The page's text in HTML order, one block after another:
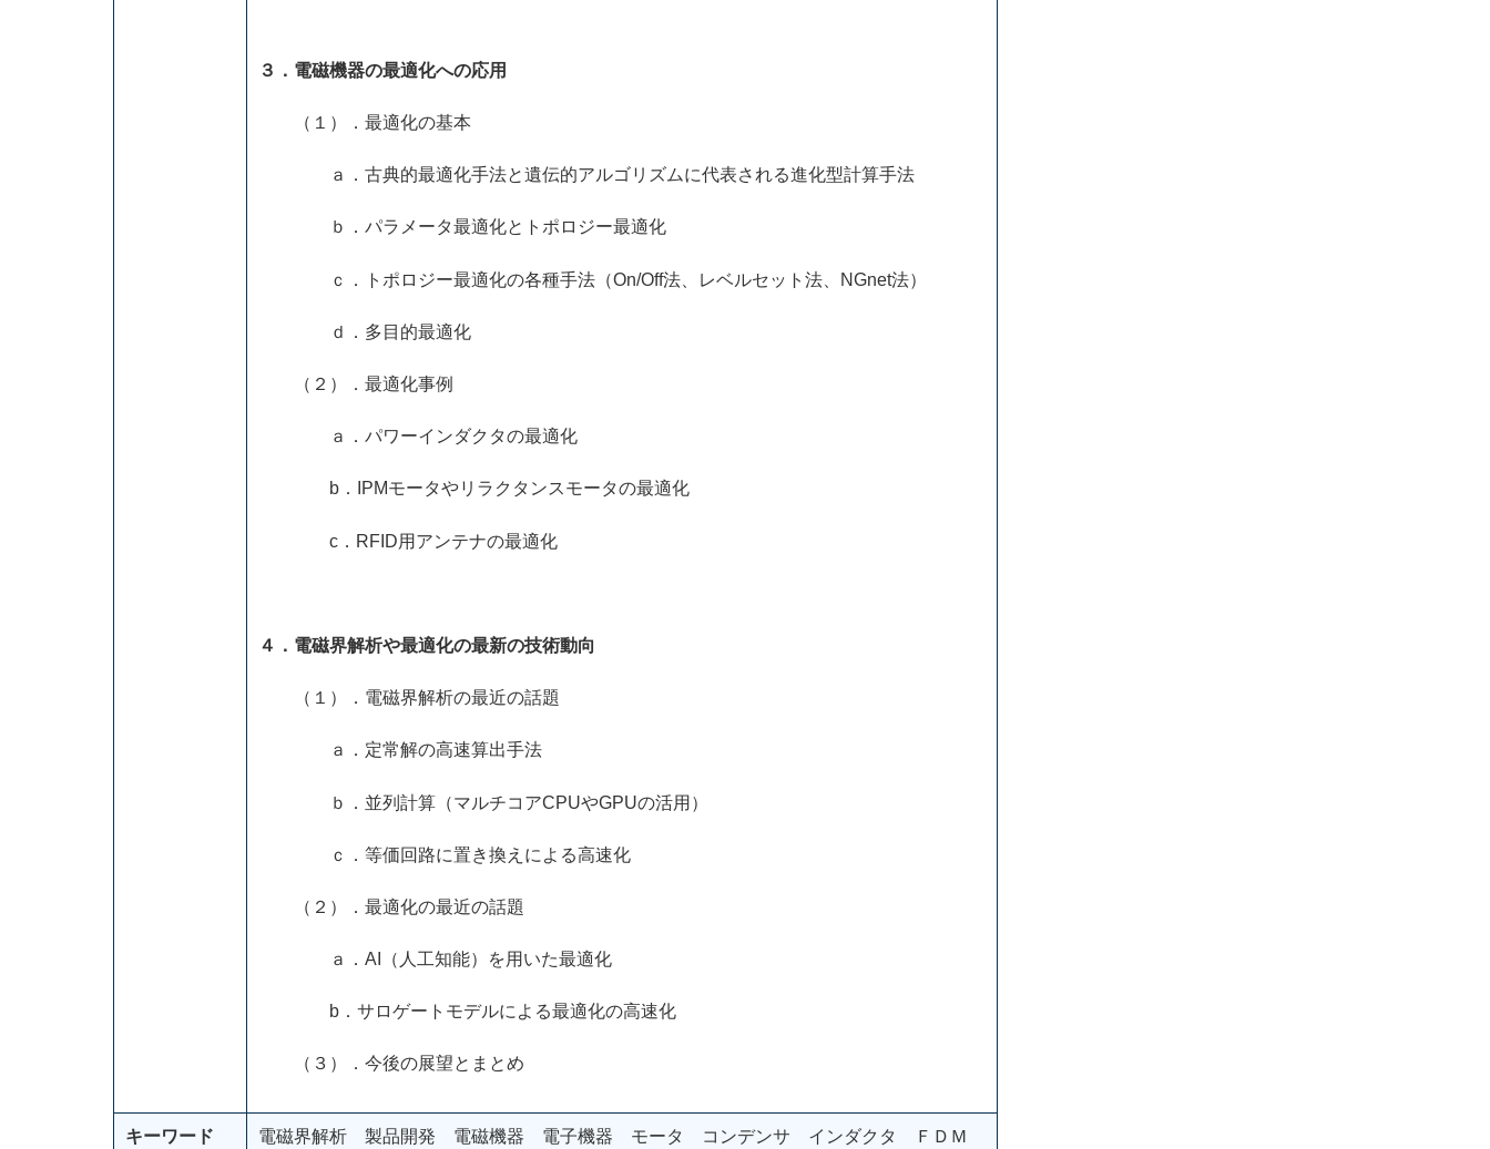
３．電磁機器の最適化への応用
（１）．最適化の基本
ａ．古典的最適化手法と遺伝的アルゴリズムに代表される進化型計算手法
ｂ．パラメータ最適化とトポロジー最適化
ｃ．トポロジー最適化の各種手法（On/Off法、レベルセット法、NGnet法）
ｄ．多目的最適化
（２）．最適化事例
ａ．パワーインダクタの最適化
b．IPMモータやリラクタンスモータの最適化
c．RFID用アンテナの最適化
４．電磁界解析や最適化の最新の技術動向
（１）．電磁界解析の最近の話題
ａ．定常解の高速算出手法
ｂ．並列計算（マルチコアCPUやGPUの活用）
ｃ．等価回路に置き換えによる高速化
（２）．最適化の最近の話題
ａ．AI（人工知能）を用いた最適化
b．サロゲートモデルによる最適化の高速化
（３）．今後の展望とまとめ
キーワード 電磁界解析 製品開発 電磁機器 電子機器 モータ コンデンサ インダクタ ＦＤＭ